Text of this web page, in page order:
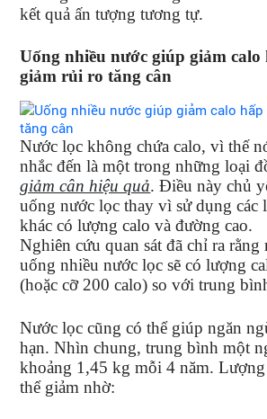
kết quả ấn tượng tương tự.
Uống nhiều nước giúp giảm
giảm rủi ro tăng cân
Nước lọc không chứa calo, vì thế
nhắc đến là một trong những loại
giảm cân hiệu quả. Điều này chủ
uống nước lọc thay vì sử dụng các
khác có lượng calo và đường cao.
Nghiên cứu quan sát đã chỉ ra
uống nhiều nước lọc sẽ có lượng
(hoặc cỡ 200 calo) so với trung
Nước lọc cũng có thể giúp ngăn
hạn. Nhìn chung, trung bình một
khoảng 1,45 kg mỗi 4 năm. Lượng
thể giảm nhờ: